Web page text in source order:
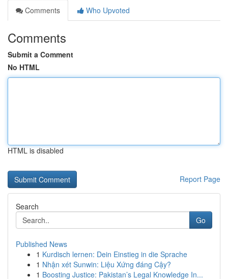
Comments
Who Upvoted
Comments
Submit a Comment
No HTML
HTML is disabled
Report Page
Search
Go
Published News
1 Kurdisch lernen: Dein Einstieg in die Sprache
1 Nhận xét Sunwin: Liệu Xứng đáng Cậy?
1 Boosting Justice: Pakistan’s Legal Knowledge In...